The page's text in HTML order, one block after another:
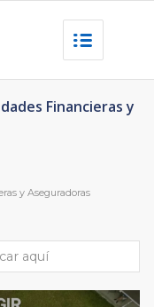
Financieras y
y Aseguradoras